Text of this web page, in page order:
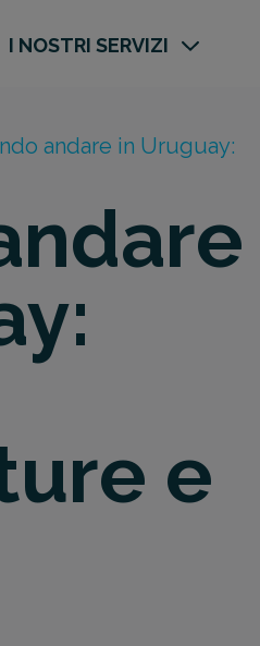
I NOSTRI SERVIZI
andare in Uruguay:
e